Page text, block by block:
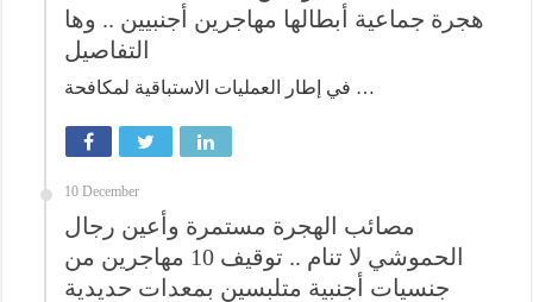
هجرة جماعية أبطالها مهاجرين أجنبيين .. وها
التفاصيل
في إطار العمليات الاستباقية لمكافحة …
10 December
مصائب الهجرة مستمرة وأعين رجال
الحموشي لا تنام .. توقيف 10 مهاجرين من
جنسيات أجنبية متلبسين بمعدات حديدية